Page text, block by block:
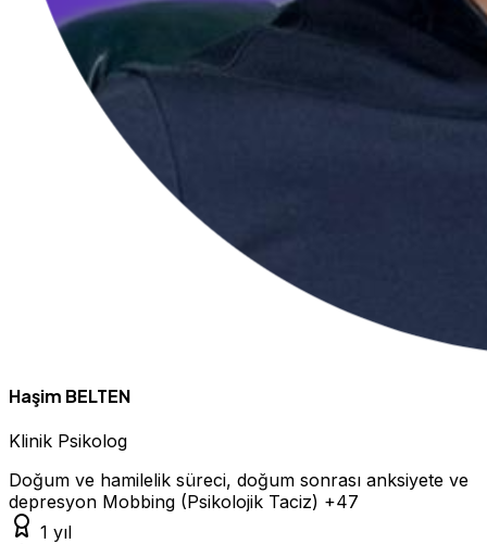
Haşim BELTEN
Klinik Psikolog
Doğum ve hamilelik süreci, doğum sonrası anksiyete ve
depresyon Mobbing (Psikolojik Taciz) +47
1 yıl